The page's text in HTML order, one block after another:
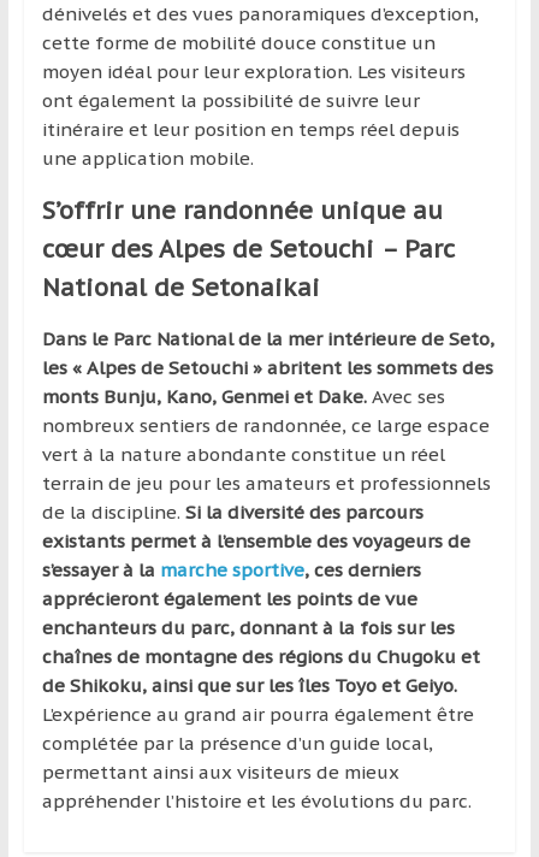
dénivelés et des vues panoramiques d’exception,
cette forme de mobilité douce constitue un
moyen idéal pour leur exploration. Les visiteurs
ont également la possibilité de suivre leur
itinéraire et leur position en temps réel depuis
une application mobile.
S’offrir une randonnée unique au
cœur des Alpes de Setouchi – Parc
National de Setonaikai
Dans le Parc National de la mer intérieure de Seto,
les « Alpes de Setouchi » abritent les sommets des
monts Bunju, Kano, Genmei et Dake.Avec ses
nombreux sentiers de randonnée, ce large espace
vert à la nature abondante constitue un réel
terrain de jeu pour les amateurs et professionnels
de la discipline. Si la diversité des parcours
existants permet à l’ensemble des voyageurs de
s’essayer à la marche sportive, ces derniers
apprécieront également les points de vue
enchanteurs du parc, donnant à la fois sur les
chaînes de montagne des régions du Chugoku et
de Shikoku, ainsi que sur les îles Toyo et Geiyo.
L’expérience au grand air pourra également être
complétée par la présence d’un guide local,
permettant ainsi aux visiteurs de mieux
appréhender l’histoire et les évolutions du parc.